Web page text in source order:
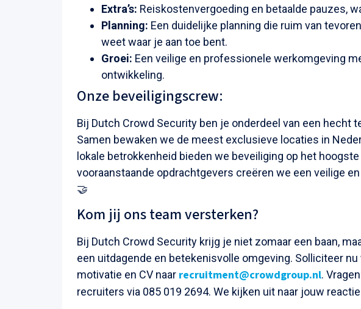
Extra’s: Reiskostenvergoeding en betaalde pauzes,
Planning: Een duidelijke planning die ruim van
weet waar je aan toe bent.
Groei: Een veilige en professionele werkomgeving
ontwikkeling.
Onze beveiligingscrew:
Bij Dutch Crowd Security ben je onderdeel van een hecht
Samen bewaken we de meest exclusieve locaties in
lokale betrokkenheid bieden we beveiliging op het
vooraanstaande opdrachtgevers creëren we een veilige
🤝
Kom jij ons team versterken?
Bij Dutch Crowd Security krijg je niet zomaar een baan,
een uitdagende en betekenisvolle omgeving. Solliciteer
motivatie en CV naar recruitment@crowdgroup.nl.
recruiters via 085 019 2694. We kijken uit naar jouw